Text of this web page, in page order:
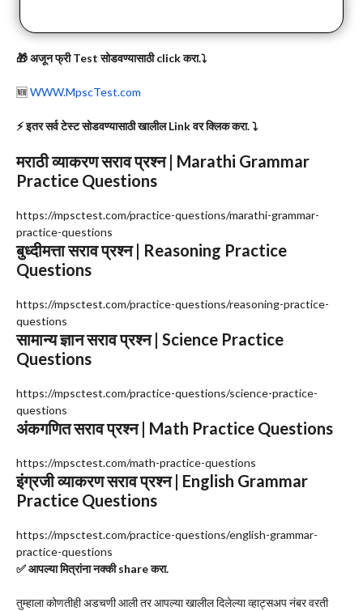
🎁 अजून फ्री Test सोडवण्यासाठी click करा.⤵️
🆕 WWW.MpscTest.com
⚡️ इतर सर्व टेस्ट सोडवण्यासाठी खालील Link वर क्लिक करा. ⤵️
मराठी व्याकरण सराव प्रश्न | Marathi Grammar
Practice Questions
https://mpsctest.com/practice-questions/marathi-grammar-
practice-questions
बुध्दीमत्ता सराव प्रश्न | Reasoning Practice
Questions
https://mpsctest.com/practice-questions/reasoning-practice-
questions
सामान्य ज्ञान सराव प्रश्न | Science Practice
Questions
https://mpsctest.com/practice-questions/science-practice-
questions
अंकगणित सराव प्रश्न | Math Practice Questions
https://mpsctest.com/math-practice-questions
इंग्रजी व्याकरण सराव प्रश्न | English Grammar
Practice Questions
https://mpsctest.com/practice-questions/english-grammar-
practice-questions
✅ आपल्या मित्रांना नक्की share करा.
तुम्हाला कोणतीही अडचणी आली तर आपल्या खालील दिलेल्या व्हाट्सअप नंबर वरती